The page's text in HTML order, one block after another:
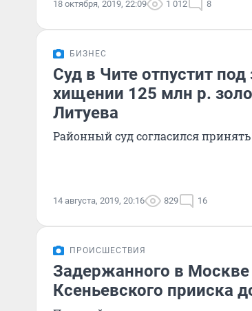
18 октября, 2019, 22:09 1 012 8
БИЗНЕС
Суд в Чите отпустит
хищении 125 млн р.
Литуева
Районный суд согласился
14 августа, 2019, 20:16 829 16
ПРОИСШЕСТВИЯ
Задержанного в Москве
Ксеньевского прииска